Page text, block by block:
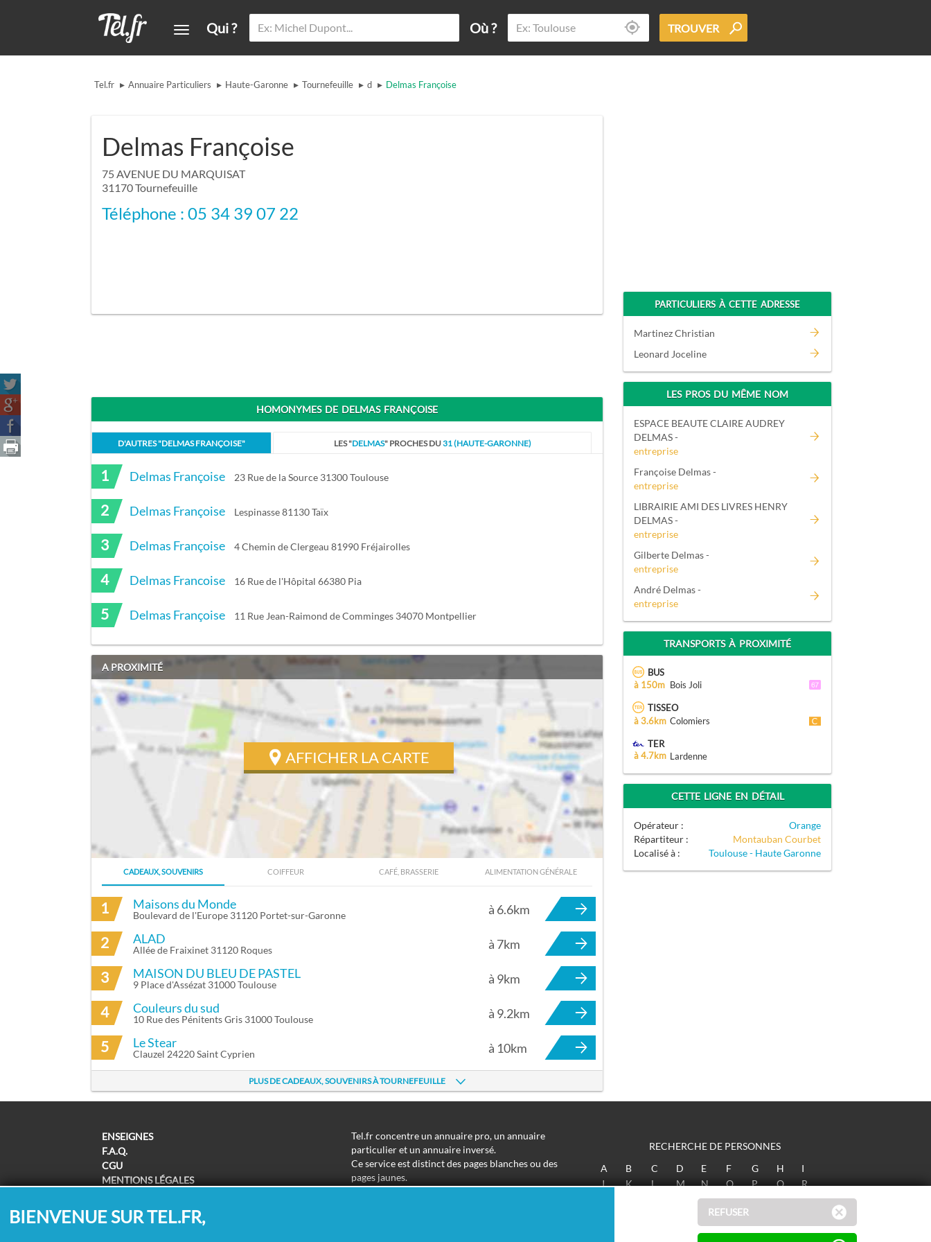
Qui ? Où ? TROUVER
Tel.fr ▸ Annuaire Particuliers ▸ Haute-Garonne ▸ Tournefeuille ▸ d ▸ Delmas Françoise
Delmas Françoise
75 AVENUE DU MARQUISAT
31170Tournefeuille
Téléphone : 05 34 39 07 22
HOMONYMES DE DELMAS FRANÇOISE
D'AUTRES "DELMAS FRANÇOISE" LES "DELMAS" PROCHES DU31 (HAUTE-GARONNE)
1 Delmas Françoise 23 Rue de la Source 31300 Toulouse
2 Delmas Françoise Lespinasse 81130 Taïx
3 Delmas Françoise 4 Chemin de Clergeau 81990 Fréjairolles
4 Delmas Francoise 16 Rue de l'Hôpital 66380 Pia
5 Delmas Françoise 11 Rue Jean-Raimond de Comminges 34070 Montpellier
A PROXIMITÉ
AFFICHER LA CARTE
ITINÉRAIRE VERS DELMAS FRANÇOISE À TOURNEFEUILLE
CADEAUX, SOUVENIRS COIFFEUR CAFÉ, BRASSERIE ALIMENTATION GÉNÉRALE
1 Maisons du Monde
Boulevard de l'Europe 31120 Portet-sur-Garonne à 6.6km
2 ALAD
Allée de Fraixinet 31120 Roques à 7km
3 MAISON DU BLEU DE PASTEL
9 Place d'Assézat 31000 Toulouse à 9km
4 Couleurs du sud
10 Rue des Pénitents Gris 31000 Toulouse à 9.2km
5 Le Stear
Clauzel 24220 Saint Cyprien à 10km
PLUS DE CADEAUX, SOUVENIRS À TOURNEFEUILLE
PARTICULIERS À CETTE ADRESSE
Martinez Christian
Leonard Joceline
LES PROS DU MÊME NOM
ESPACE BEAUTE CLAIRE AUDREY
DELMAS -
entreprise
Françoise Delmas -
entreprise
LIBRAIRIE AMI DES LIVRES HENRY
DELMAS -
entreprise
Gilberte Delmas -
entreprise
André Delmas -
entreprise
TRANSPORTS À PROXIMITÉ
BUS
à 150m Bois Joli
TISSEO
à 3.6km Colomiers
TER
à 4.7km
Lardenne
CETTE LIGNE EN DÉTAIL
Opérateur :
Orange
Répartiteur :
Montauban Courbet
Localisé à :
Toulouse - Haute Garonne
ENSEIGNES
F.A.Q.
CGU
MENTIONS LÉGALES
POLITIQUE DE COOKIES
MODIFIER MES CHOIX COOKIES
Tel.fr concentre un annuaire pro, un annuaire
particulier et un annuaire inversé.
Ce service est distinct des pages blanches ou des
pages jaunes.
Les informations utilisées peuvent donc varier en
RECHERCHE DE PERSONNES
A
B C D E F G H
I
J
K L M N O P Q
R
W X Y Z
BIENVENUE SUR TEL.FR, REFUSER